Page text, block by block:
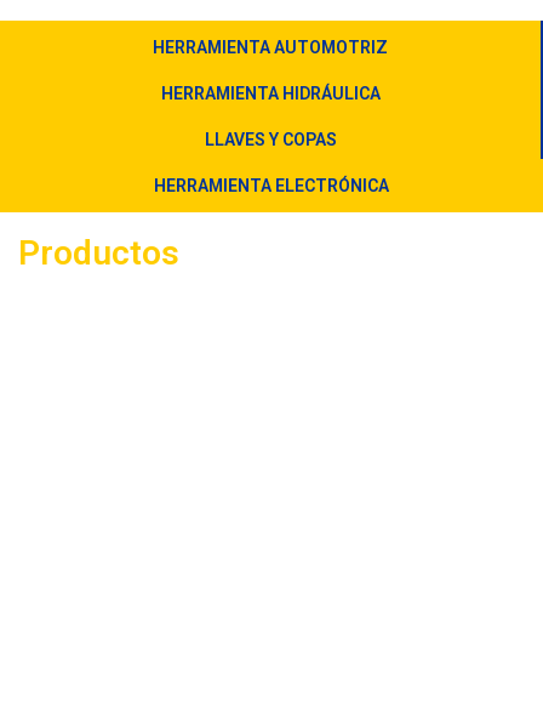
HERRAMIENTA AUTOMOTRIZ
HERRAMIENTA HIDRÁULICA
LLAVES Y COPAS
HERRAMIENTA ELECTRÓNICA
Productos